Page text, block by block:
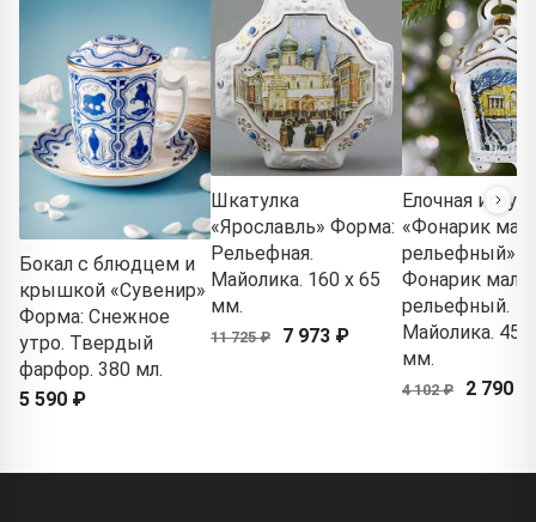
Бокал с блюдцем и
крышкой «Сувенир»
Форма: Снежное
утро. Твердый
фарфор. 380 мл.
5 590 ₽
Шкатулка
«Ярославль» Форма:
Рельефная.
Майолика. 160 x 65
мм.
11 725 ₽ 7 973 ₽
Елочная
«Фонарик
рельефный»
Фонарик
рельефный.
Майолика. 45
мм.
4 102 ₽ 2 790 ₽